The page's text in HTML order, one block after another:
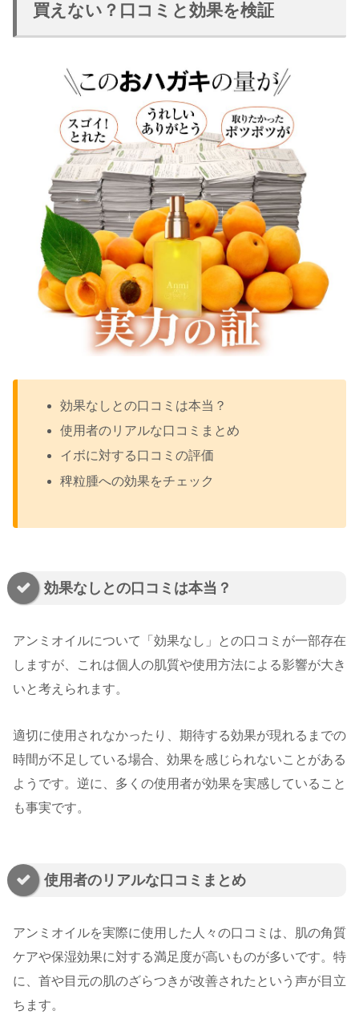
買えない？口コミと効果を検証
効果なしとの口コミは本当？
使用者のリアルな口コミまとめ
イボに対する口コミの評価
稗粒腫への効果をチェック
効果なしとの口コミは本当？
アンミオイルについて「効果なし」との口コミが一部存在
しますが、これは個人の肌質や使用方法による影響が大き
いと考えられます。
適切に使用されなかったり、期待する効果が現れるまでの
時間が不足している場合、効果を感じられないことがある
ようです。逆に、多くの使用者が効果を実感していること
も事実です。
使用者のリアルな口コミまとめ
アンミオイルを実際に使用した人々の口コミは、肌の角質
ケアや保湿効果に対する満足度が高いものが多いです。特
に、首や目元の肌のざらつきが改善されたという声が目立
ちます。